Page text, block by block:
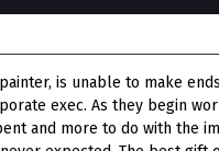
is unable to make
exec. As they begin
and more to do with the